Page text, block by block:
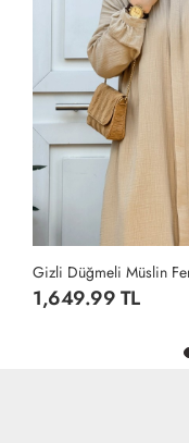
1,649.99 TL